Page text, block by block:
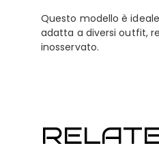
Questo modello è
adatta a diversi outfit,
inosservato.